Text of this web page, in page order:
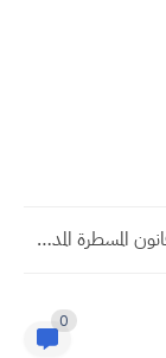
مسجدات جرائم الشيك في قانون المسطرة المدنية الجديد
0